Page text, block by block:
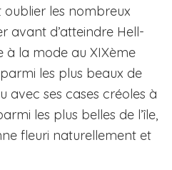
oublier les nombreux
avant d’atteindre Hell-
à la mode au XIXème
les plus beaux de
avec ses cases créoles à
les plus belles de l’île,
fleuri naturellement et